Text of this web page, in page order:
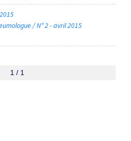
/ N° 2 - avril 2015
1 / 1